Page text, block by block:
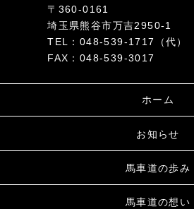
〒360-0161
埼玉県熊谷市万吉2950-1
TEL：048-539-1717（代）
FAX：048-539-3017
ホーム
お知らせ
馬車道の歩み
馬車道の想い